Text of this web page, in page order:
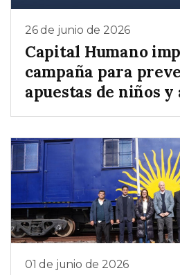
26 de junio de 2026
Capital Humano
campaña para
apuestas de niños y
01 de junio de 2026